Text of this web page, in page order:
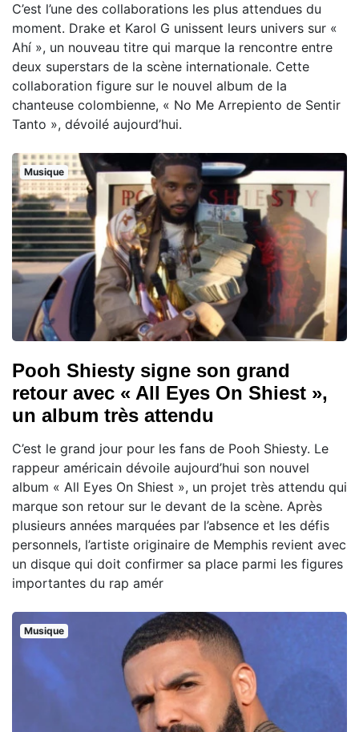
C’est l’une des collaborations les plus attendues du
moment. Drake et Karol G unissent leurs univers sur «
Ahí », un nouveau titre qui marque la rencontre entre
deux superstars de la scène internationale. Cette
collaboration figure sur le nouvel album de la
chanteuse colombienne, « No Me Arrepiento de Sentir
Tanto », dévoilé aujourd’hui.
Musique
Pooh Shiesty signe son grand
retour avec « All Eyes On Shiest »,
un album très attendu
C’est le grand jour pour les fans de Pooh Shiesty. Le
rappeur américain dévoile aujourd’hui son nouvel
album « All Eyes On Shiest », un projet très attendu qui
marque son retour sur le devant de la scène. Après
plusieurs années marquées par l’absence et les défis
personnels, l’artiste originaire de Memphis revient avec
un disque qui doit confirmer sa place parmi les figures
importantes du rap amér
Musique